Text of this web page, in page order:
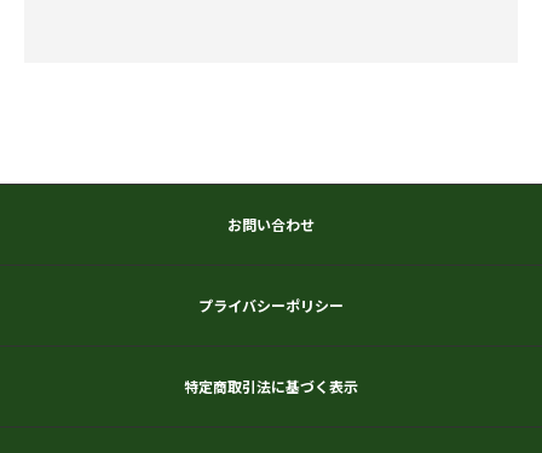
お問い合わせ
プライバシーポリシー
特定商取引法に基づく表示